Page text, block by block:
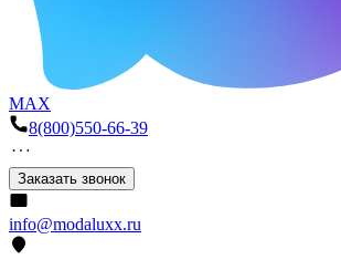
MAX
8(800)550-66-39
Заказать звонок
info@modaluxx.ru